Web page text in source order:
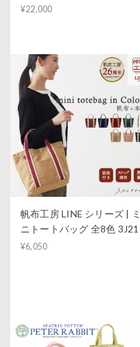
¥22,000
帆布工房 LINE シリーズ | ミ
ニトートバッグ 全8色 3J21
¥6,050